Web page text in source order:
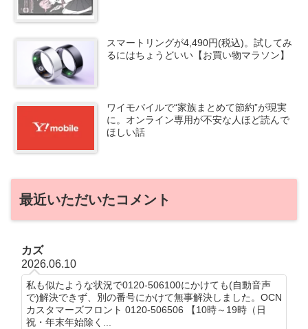
スマートリングが4,490円(税込)。試してみ
るにはちょうどいい【お買い物マラソン】
ワイモバイルで“家族まとめて節約”が現実
に。オンライン専用が不安な人ほど読んで
ほしい話
最近いただいたコメント
カズ
2026.06.10
私も似たような状況で0120-506100にかけても(自動音声
で)解決できず、別の番号にかけて無事解決しました。OCN
カスタマーズフロント 0120-506506 【10時～19時（日
祝・年末年始除く...